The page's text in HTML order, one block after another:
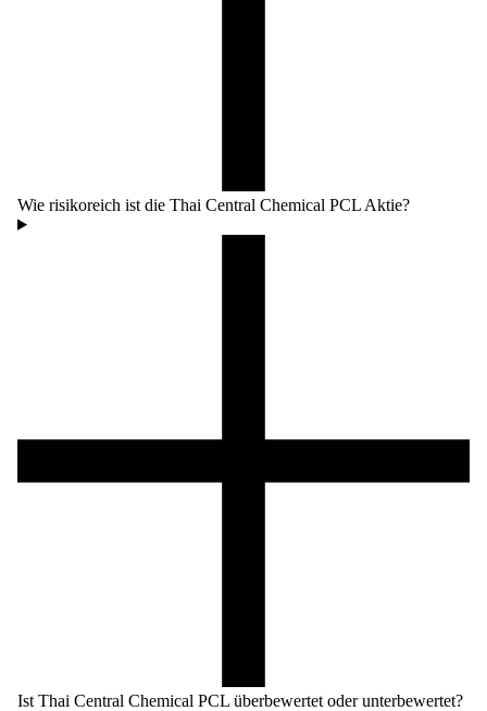
Wie risikoreich ist die Thai Central Chemical PCL Aktie?
Ist Thai Central Chemical PCL überbewertet oder unterbewertet?